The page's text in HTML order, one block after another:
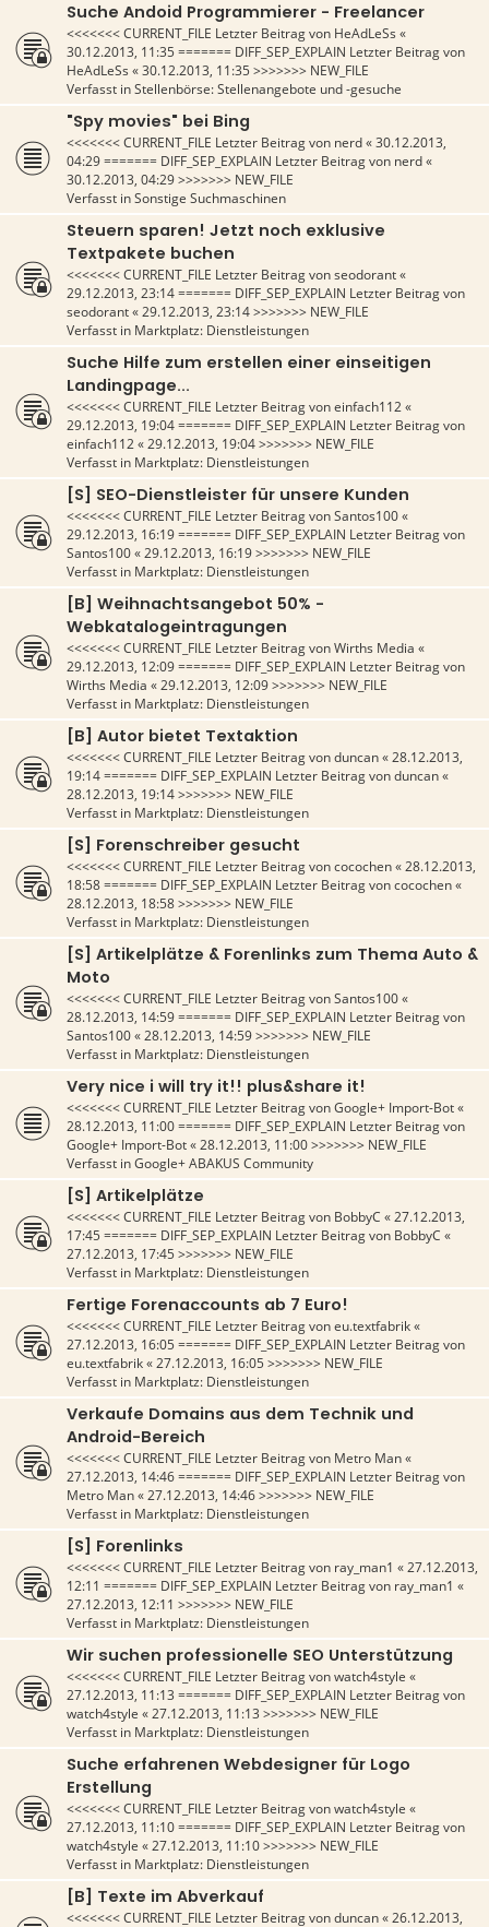
Suche Andoid Programmierer - Freelancer
<<<<<<< CURRENT_FILE Letzter Beitrag von HeAdLeSs «
30.12.2013, 11:35======= DIFF_SEP_EXPLAIN Letzter Beitrag von
HeAdLeSs «30.12.2013, 11:35>>>>>>> NEW_FILE
Verfasst inStellenbörse: Stellenangebote und -gesuche
"Spy movies" bei Bing
<<<<<<< CURRENT_FILE Letzter Beitrag von nerd«30.12.2013,
04:29======= DIFF_SEP_EXPLAIN Letzter Beitrag von nerd«
30.12.2013, 04:29>>>>>>> NEW_FILE
Verfasst inSonstige Suchmaschinen
Steuern sparen! Jetzt noch exklusive
Textpakete buchen
<<<<<<< CURRENT_FILE Letzter Beitrag vonseodorant«
29.12.2013, 23:14======= DIFF_SEP_EXPLAIN Letzter Beitrag von
seodorant«29.12.2013, 23:14>>>>>>> NEW_FILE
Verfasst in Marktplatz: Dienstleistungen
Suche Hilfe zum erstellen einer einseitigen
Landingpage...
<<<<<<< CURRENT_FILE Letzter Beitrag voneinfach112«
29.12.2013, 19:04======= DIFF_SEP_EXPLAIN Letzter Beitrag von
einfach112«29.12.2013, 19:04>>>>>>> NEW_FILE
Verfasst in Marktplatz: Dienstleistungen
[S] SEO-Dienstleister für unsere Kunden
<<<<<<< CURRENT_FILE Letzter Beitrag vonSantos100«
29.12.2013, 16:19======= DIFF_SEP_EXPLAIN Letzter Beitrag von
Santos100«29.12.2013, 16:19>>>>>>> NEW_FILE
Verfasst in Marktplatz: Dienstleistungen
[B] Weihnachtsangebot 50% -
Webkatalogeintragungen
<<<<<<< CURRENT_FILE Letzter Beitrag vonWirths Media «
29.12.2013, 12:09======= DIFF_SEP_EXPLAIN Letzter Beitrag von
Wirths Media «29.12.2013, 12:09>>>>>>> NEW_FILE
Verfasst in Marktplatz: Dienstleistungen
[B] Autor bietet Textaktion
<<<<<<< CURRENT_FILE Letzter Beitrag vonduncan«28.12.2013,
19:14======= DIFF_SEP_EXPLAIN Letzter Beitrag vonduncan«
28.12.2013, 19:14>>>>>>> NEW_FILE
Verfasst in Marktplatz: Dienstleistungen
[S] Forenschreiber gesucht
<<<<<<< CURRENT_FILE Letzter Beitrag voncocochen«28.12.2013,
18:58======= DIFF_SEP_EXPLAIN Letzter Beitrag voncocochen«
28.12.2013, 18:58>>>>>>> NEW_FILE
Verfasst in Marktplatz: Dienstleistungen
[S] Artikelplätze & Forenlinks zum Thema Auto &
Moto
<<<<<<< CURRENT_FILE Letzter Beitrag vonSantos100«
28.12.2013, 14:59======= DIFF_SEP_EXPLAIN Letzter Beitrag von
Santos100«28.12.2013, 14:59>>>>>>> NEW_FILE
Verfasst in Marktplatz: Dienstleistungen
Very nice i will try it!! plus&share it!
<<<<<<< CURRENT_FILE Letzter Beitrag vonGoogle+ Import-Bot«
28.12.2013, 11:00======= DIFF_SEP_EXPLAIN Letzter Beitrag von
Google+ Import-Bot«28.12.2013, 11:00>>>>>>> NEW_FILE
Verfasst inGoogle+ ABAKUS Community
[S] Artikelplätze
<<<<<<< CURRENT_FILE Letzter Beitrag von BobbyC «27.12.2013,
17:45======= DIFF_SEP_EXPLAIN Letzter Beitrag von BobbyC «
27.12.2013, 17:45>>>>>>> NEW_FILE
Verfasst in Marktplatz: Dienstleistungen
Fertige Forenaccounts ab 7 Euro!
<<<<<<< CURRENT_FILE Letzter Beitrag voneu.textfabrik«
27.12.2013, 16:05======= DIFF_SEP_EXPLAIN Letzter Beitrag von
eu.textfabrik«27.12.2013, 16:05>>>>>>> NEW_FILE
Verfasst in Marktplatz: Dienstleistungen
Verkaufe Domains aus dem Technik und
Android-Bereich
<<<<<<< CURRENT_FILE Letzter Beitrag von Metro Man«
27.12.2013, 14:46======= DIFF_SEP_EXPLAIN Letzter Beitrag von
Metro Man«27.12.2013, 14:46>>>>>>> NEW_FILE
Verfasst in Marktplatz: Dienstleistungen
[S] Forenlinks
<<<<<<< CURRENT_FILE Letzter Beitrag von ray_man1 «27.12.2013,
12:11 ======= DIFF_SEP_EXPLAIN Letzter Beitrag von ray_man1 «
27.12.2013, 12:11 >>>>>>> NEW_FILE
Verfasst in Marktplatz: Dienstleistungen
Wir suchen professionelle SEO Unterstützung
<<<<<<< CURRENT_FILE Letzter Beitrag vonwatch4style «
27.12.2013, 11:13 ======= DIFF_SEP_EXPLAIN Letzter Beitrag von
watch4style «27.12.2013, 11:13 >>>>>>> NEW_FILE
Verfasst in Marktplatz: Dienstleistungen
Suche erfahrenen Webdesigner für Logo
Erstellung
<<<<<<< CURRENT_FILE Letzter Beitrag vonwatch4style «
27.12.2013, 11:10======= DIFF_SEP_EXPLAIN Letzter Beitrag von
watch4style «27.12.2013, 11:10>>>>>>> NEW_FILE
Verfasst in Marktplatz: Dienstleistungen
[B] Texte im Abverkauf
<<<<<<< CURRENT_FILE Letzter Beitrag vonduncan«26.12.2013,